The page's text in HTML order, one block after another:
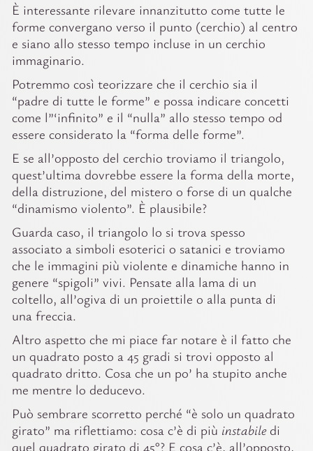
È interessante rilevare innanzitutto come tutte le
forme convergano verso il punto (cerchio) al centro
e siano allo stesso tempo incluse in un cerchio
immaginario.
Potremmo così teorizzare che il cerchio sia il
“padre di tutte le forme” e possa indicare concetti
come l”‘infinito” e il “nulla” allo stesso tempo od
essere considerato la “forma delle forme”.
E se all’opposto del cerchio troviamo il triangolo,
quest’ultima dovrebbe essere la forma della morte,
della distruzione, del mistero o forse di un qualche
“dinamismo violento”. È plausibile?
Guarda caso, il triangolo lo si trova spesso
associato a simboli esoterici o satanici e troviamo
che le immagini più violente e dinamiche hanno in
genere “spigoli” vivi. Pensate alla lama di un
coltello, all’ogiva di un proiettile o alla punta di
una freccia.
Altro aspetto che mi piace far notare è il fatto che
un quadrato posto a 45 gradi si trovi opposto al
quadrato dritto. Cosa che un po’ ha stupito anche
me mentre lo deducevo.
Può sembrare scorretto perché “è solo un quadrato
girato” ma riflettiamo: cosa c’è di più instabiledi
quel quadrato girato di 45°? E cosa c’è, all’opposto,